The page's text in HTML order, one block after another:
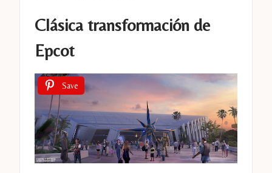
Clásica transformación de
Epcot
Save